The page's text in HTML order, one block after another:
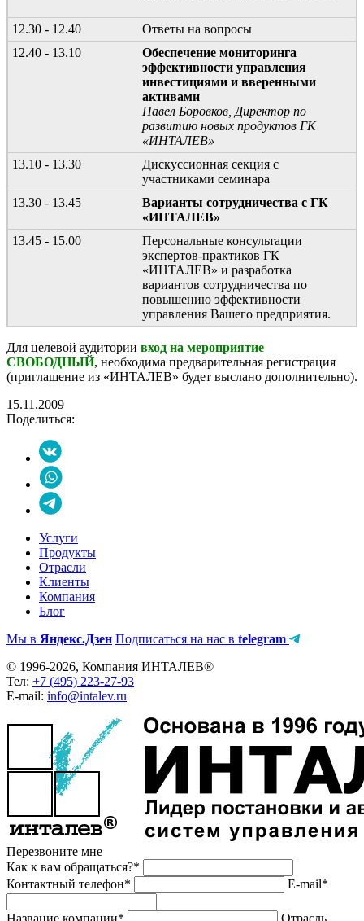
12.30 - 12.40
Ответы на вопросы
12.40 - 13.10
Обеспечение мониторинга
эффективности управления
инвестициями и вверенными
активами
Павел Боровков, Директор по
развитию новых продуктов ГК
«ИНТАЛЕВ»
13.10 - 13.30
Дискуссионная секция с
участниками семинара
13.30 - 13.45
Варианты сотрудничества с ГК
«ИНТАЛЕВ»
13.45 - 15.00
Персональные консультации
экспертов-практиков ГК
«ИНТАЛЕВ» и разработка
вариантов сотрудничества по
повышению эффективности
управления Вашего предприятия.
Для целевой аудитории вход на мероприятие
СВОБОДНЫЙ, необходима предварительная регистрация
(приглашение из «ИНТАЛЕВ» будет выслано дополнительно).
15.11.2009
Поделиться:
Услуги
Продукты
Отрасли
Клиенты
Компания
Блог
Мы в Яндекс.Дзен Подписаться на нас в telegram
© 1996-2026, Компания ИНТАЛЕВ®
Тел: +7 (495) 223-27-93
E-mail: info@intalev.ru
Перезвоните мне
Как к вам обращаться?*
Контактный телефон*
E-mail*
Название компании* Отрасль